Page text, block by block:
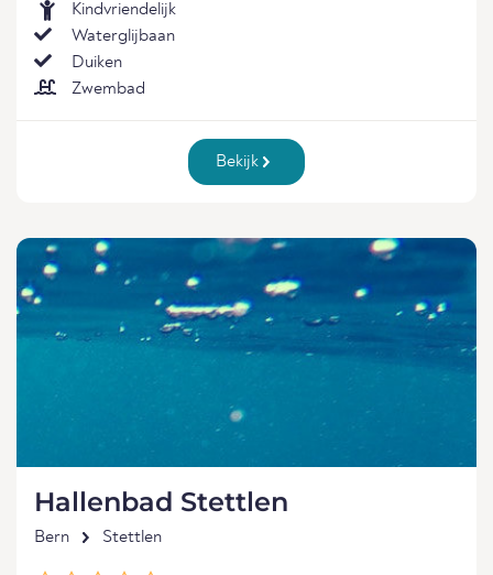
Kindvriendelijk
Waterglijbaan
Duiken
Zwembad
Bekijk
Hallenbad Stettlen
Bern Stettlen